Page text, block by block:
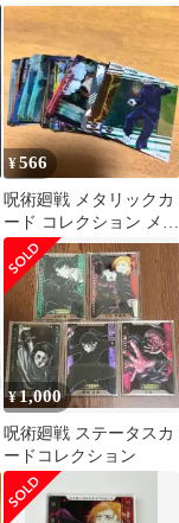
アクリルスタンド 夏
油傑 原作 ジャンプ
¥566
呪術廻戦 メタリックカ
ード コレクション メタ
ルカードコレクショ
ン クリアカード
¥1,000
呪術廻戦 ステータスカ
ードコレクション